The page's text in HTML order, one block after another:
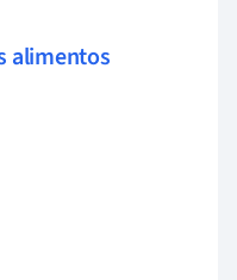
alimentos